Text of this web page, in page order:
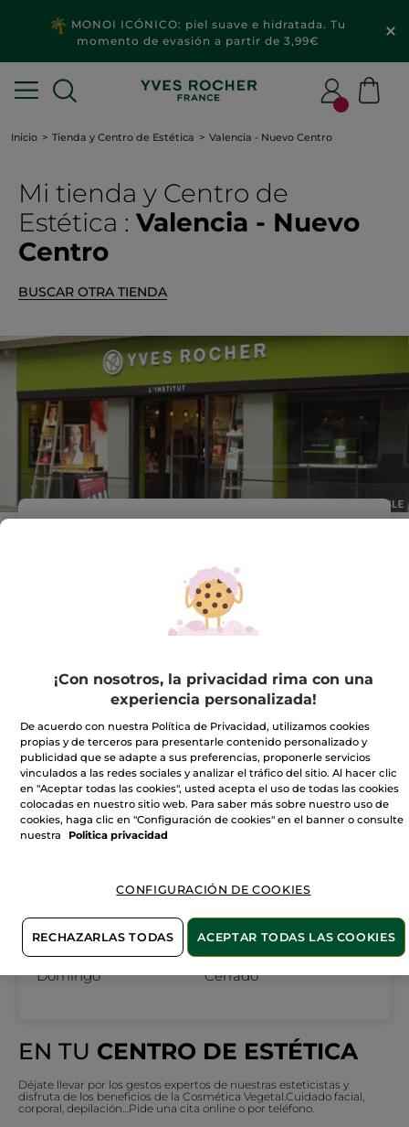
MONOI ICÓNICO: piel suave e hidratada. Tu
momento de evasión a partir de 3,99€
Inicio Tienda y Centro de Estética Valencia - Nuevo Centro
Mi tienda y Centro de
Estética : Valencia - Nuevo
Centro
BUSCAR OTRA TIENDA
AVDA. PIO XII, Nº 2,4 Y 6
963401162
Horario comercial
Lunes
10:00 - 21:00
10:00 - 21:00
Domingo
Cerrado
EN TU CENTRO DE ESTÉTICA
Déjate llevar por los gestos expertos de nuestras esteticistas y
disfruta de los beneficios de la Cosmética Vegetal.Cuidado facial,
corporal, depilación…Pide una cita online o por teléfono.
¡Con nosotros, la privacidad rima con una
experiencia personalizada!
De acuerdo con nuestra Política de Privacidad, utilizamos cookies
propias y de terceros para presentarle contenido personalizado y
publicidad que se adapte a sus preferencias, proponerle servicios
vinculados a las redes sociales y analizar el tráfico del sitio. Al hacer clic
en "Aceptar todas las cookies", usted acepta el uso de todas las cookies
colocadas en nuestro sitio web. Para saber más sobre nuestro uso de
cookies, haga clic en "Configuración de cookies" en el banner o consulte
nuestra
Politica privacidad
CONFIGURACIÓN DE COOKIES
RECHAZARLAS TODAS ACEPTAR TODAS LAS COOKIES